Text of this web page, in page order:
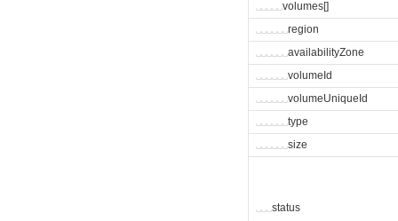
␣␣␣␣␣volumes[]
␣␣␣␣␣␣region
␣␣␣␣␣␣availabilityZone
␣␣␣␣␣␣volumeId
␣␣␣␣␣␣volumeUniqueId
␣␣␣␣␣␣type
␣␣␣␣␣␣size
␣␣␣status